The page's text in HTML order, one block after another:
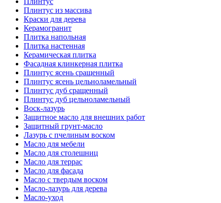
Плинтус из массива
Краски для дерева
Керамогранит
Плитка напольная
Плитка настенная
Керамическая плитка
Фасадная клинкерная плитка
Плинтус ясень сращенный
Плинтус ясень цельноламельный
Плинтус дуб сращенный
Плинтус дуб цельноламельный
Воск-лазурь
Защитное масло для внешних работ
Защитный грунт-масло
Лазурь с пчелиным воском
Масло для мебели
Масло для столешниц
Масло для террас
Масло для фасада
Масло с твердым воском
Масло-лазурь для дерева
Масло-уход